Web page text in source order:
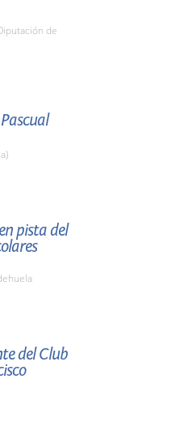
de
pista del
del Club